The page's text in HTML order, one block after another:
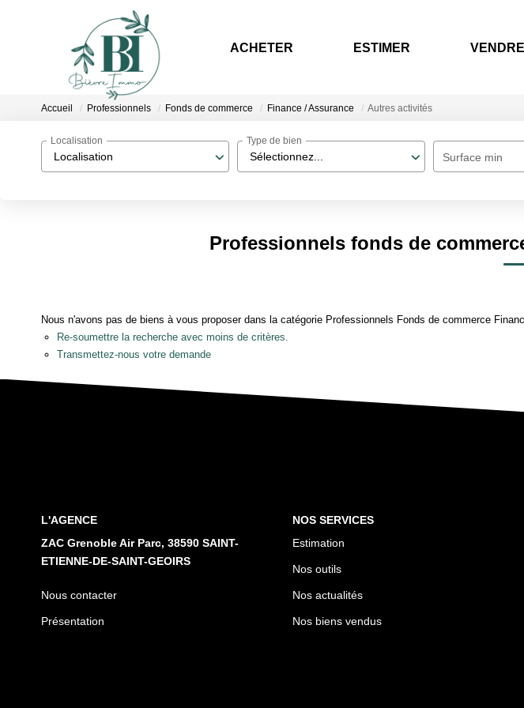
ACHETER ESTIMER VENDRE
Accueil Professionnels Fonds de commerce Finance / Assurance Autres activités
Localisation
Localisation
Sélectionnez...
Type de bien
Surface min
Professionnels fonds de
Nous n'avons pas de biens à vous proposer dans la catégorie Professionnels Fonds de commerce
Re-soumettre la recherche avec moins de critères.
Transmettez-nous votre demande
L'AGENCE
ZAC Grenoble Air Parc, 38590 SAINT-
ETIENNE-DE-SAINT-GEOIRS
Nous contacter
Présentation
NOS SERVICES
Estimation
Nos outils
Nos actualités
Nos biens vendus